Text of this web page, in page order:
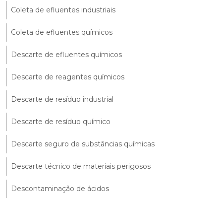
Coleta de efluentes industriais
Coleta de efluentes químicos
Descarte de efluentes químicos
Descarte de reagentes químicos
Descarte de resíduo industrial
Descarte de resíduo químico
Descarte seguro de substâncias químicas
Descarte técnico de materiais perigosos
Descontaminação de ácidos